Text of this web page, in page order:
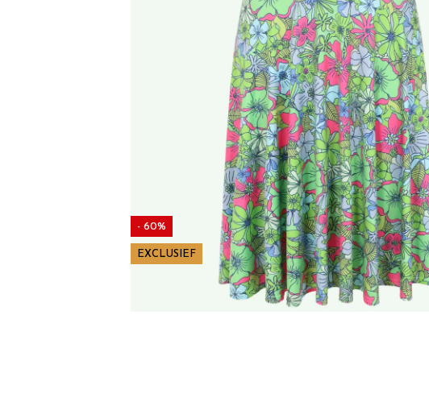
- 60%
EXCLUSIEF